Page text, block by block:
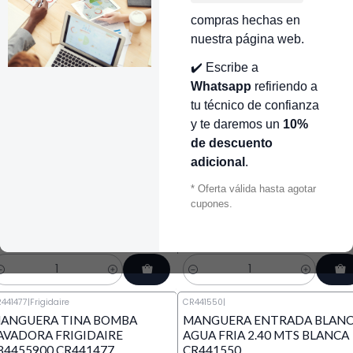
compras hechas en
nuestra página web.
✔️ Escribe a
Whatsapp refiriendo a
tu técnico de confianza
y te daremos un 10%
de descuento
adicional .
* Oferta válida hasta agotar
cupones.
|LG
DESAGÜE CON
1,70 MTRS UNIVERSAL
DIGITALES
MANGUERA DESAGÜE 3
1,70 MTRS UNIVERSAL
LAVADORA DIGITALES
CR440023 | REPUESTOS PARA
LAVADORA
$42.000 COP
Cantidad
CR440981|Universal
CON CODO GRANDE
UNIVERSAL LAVADORA
Cantidad
|Frigidaire
TINA BOMBA
FRIGIDAIRE
CR441477
CR441550|
MANGUERA ENTRADA
AGUA FRIA 2.40 MTS BLANCA
CR441550